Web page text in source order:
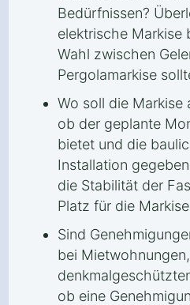
Bedürfnissen?
elektrische Markise
Wahl zwischen
Pergolamarkise
Wo soll die Markise
ob der geplante
bietet und die
Installation
die Stabilität der
Platz für die
Sind
bei
ob eine